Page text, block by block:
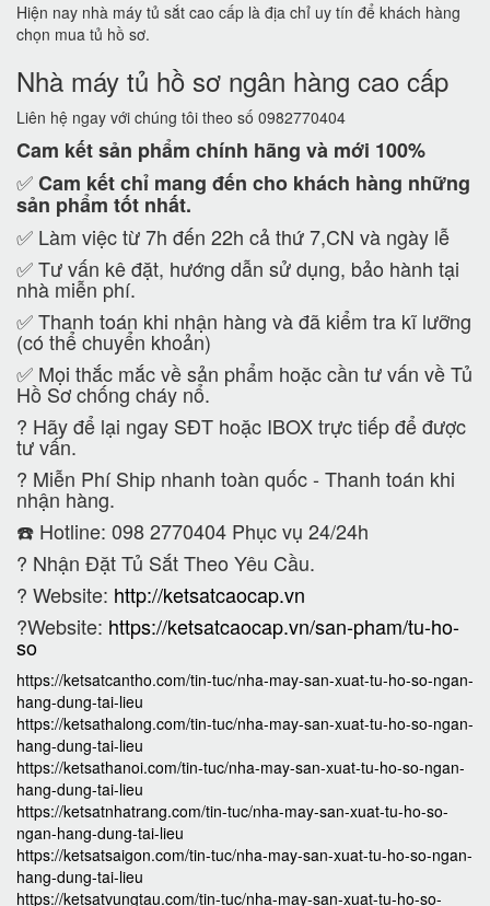
Hiện nay nhà máy tủ sắt cao cấp là địa chỉ uy tín để khách hàng
chọn mua tủ hồ sơ.
Nhà máy tủ hồ sơ ngân hàng cao cấp
Liên hệ ngay với chúng tôi theo số 0982770404
Cam kếtsản phẩm chính hãng và mới 100%
✅Cam kếtchỉ mang đến cho khách hàng những
sản phẩm tốt nhất.
✅ Làm việc từ 7h đến 22h cả thứ 7,CN và ngày lễ
✅ Tư vấn kê đặt, hướng dẫn sử dụng, bảo hành tại
nhà miễn phí.
✅ Thanh toán khi nhận hàng và đã kiểm tra kĩ lưỡng
(có thể chuyển khoản)
✅ Mọi thắc mắc về sản phẩm hoặc cần tư vấn về Tủ
Hồ Sơ chống cháy nổ.
? Hãy để lại ngay SĐT hoặc IBOX trực tiếp để được
tư vấn.
? Miễn Phí Ship nhanh toàn quốc - Thanh toán khi
nhận hàng.
☎️ Hotline: 098 2770404 Phục vụ 24/24h
? Nhận Đặt Tủ Sắt Theo Yêu Cầu.
? Website: http://ketsatcaocap.vn
?Website: https://ketsatcaocap.vn/san-pham/tu-ho-
so
https://ketsatcantho.com/tin-tuc/nha-may-san-xuat-tu-ho-so-ngan-
hang-dung-tai-lieu
https://ketsathalong.com/tin-tuc/nha-may-san-xuat-tu-ho-so-ngan-
hang-dung-tai-lieu
https://ketsathanoi.com/tin-tuc/nha-may-san-xuat-tu-ho-so-ngan-
hang-dung-tai-lieu
https://ketsatnhatrang.com/tin-tuc/nha-may-san-xuat-tu-ho-so-
ngan-hang-dung-tai-lieu
https://ketsatsaigon.com/tin-tuc/nha-may-san-xuat-tu-ho-so-ngan-
hang-dung-tai-lieu
https://ketsatvungtau.com/tin-tuc/nha-may-san-xuat-tu-ho-so-